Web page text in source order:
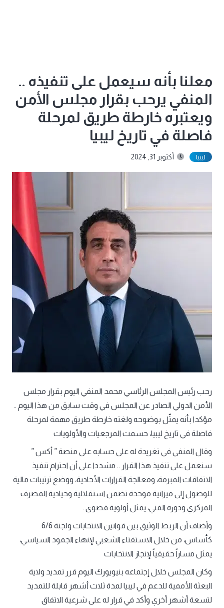
معلنا بأنه سيعمل على تنفيذه ..
المنفي يرحب بقرار مجلس الأمن
ويعتبره خارطة طريق لمرحلة
فاصلة في تاريخ ليبيا
ليبيا أكتوبر 31, 2024
رحب رئيس المجلس الرئاسي محمد المنفي اليوم بقرار مجلس
الأمن الدولي الصادر عن المجلس في وقت سابق من هذا اليوم ..
مؤكدا بأنه يمثّل بوضوحه ولغته خارطة طريق مهمة لمرحلة
فاصلة في تاريخ ليبيا، حسمت المرجعيات والأولويات
وقال المنفي في تغريدة له على حسابه على منصة ” أكس ”
سنعمل على تنفيذ هذا القرار .. مشددا على أن احترام تنفيذ
الاتفاقات المبرمة، ومعالجة القرارات الأحادية، ووضع ترتيبات مالية
للوصول إلى ميزانية موحدة تضمن استقلالية وحيادية المصرف
المركزي ودوره الفني، يمثل أولوية قصوى .
وأضاف أن الربط الوثيق بين قوانين الانتخابات ولجنة 6/6
كأساس، من خلال الاستفتاء الشعبي لإنهاء الجمود السياسي،
يمثل مساراً حقيقياً لإنجاز الانتخابات
وكان المجلس خلال إجتماعه بنيويورك اليوم قرر تمديد ولاية
البعثة الأممية للدعم في ليبيا لمدة ثلاث أشهر قابلة للتمديد
لتسعة أشهر أخري وأكد في قرار له على شرعية الاتفاق